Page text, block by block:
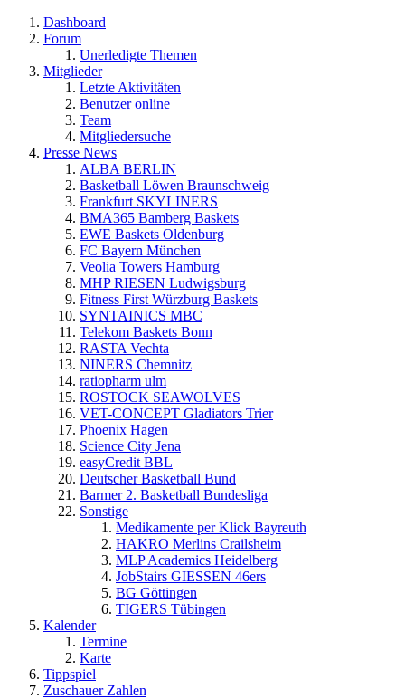
Dashboard
Forum
Unerledigte Themen
Mitglieder
Letzte Aktivitäten
Benutzer online
Team
Mitgliedersuche
Presse News
ALBA BERLIN
Basketball Löwen Braunschweig
Frankfurt SKYLINERS
BMA365 Bamberg Baskets
EWE Baskets Oldenburg
FC Bayern München
Veolia Towers Hamburg
MHP RIESEN Ludwigsburg
Fitness First Würzburg Baskets
SYNTAINICS MBC
Telekom Baskets Bonn
RASTA Vechta
NINERS Chemnitz
ratiopharm ulm
ROSTOCK SEAWOLVES
VET-CONCEPT Gladiators Trier
Phoenix Hagen
Science City Jena
easyCredit BBL
Deutscher Basketball Bund
Barmer 2. Basketball Bundesliga
Sonstige
Medikamente per Klick Bayreuth
HAKRO Merlins Crailsheim
MLP Academics Heidelberg
JobStairs GIESSEN 46ers
BG Göttingen
TIGERS Tübingen
Kalender
Termine
Karte
Tippspiel
Zuschauer Zahlen